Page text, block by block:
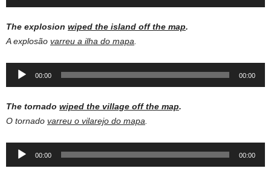
The explosion wiped the island off the map.
A explosão varreu a ilha do mapa
Audio
00:00 00:00
The tornado wiped the village off the map.
O tornado varreu o vilarejo do mapa
Audio
00:00 00:00